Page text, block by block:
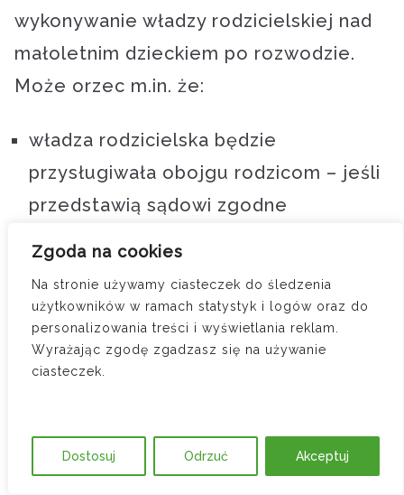
Zgoda na cookies
Na stronie używamy ciasteczek do śledzenia
użytkowników w ramach statystyk i logów oraz do
personalizowania treści i wyświetlania reklam.
Wyrażając zgodę zgadzasz się na używanie
ciasteczek.
Dostosuj Odrzuć Akceptuj
wykonywanie władzy rodzicielskiej nad
małoletnim dzieckiem po rozwodzie.
Może orzec m.in. że:
władza rodzicielska będzie
przysługiwała obojgu rodzicom – jeśli
przedstawią sądowi zgodne
władza rodzicielska zostanie
powierzona jednemu z rodziców z
jednoczesnym ograniczeniem władzy
i uprawnień (np. współdecydowania o
leczeniu czy edukacji),